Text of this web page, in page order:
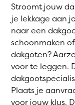
Stroomt jouw
je lekkage aan
naar een
schoonmaken
dakgoten?
voor te leggen.
Plaats je
voor jouw klus.